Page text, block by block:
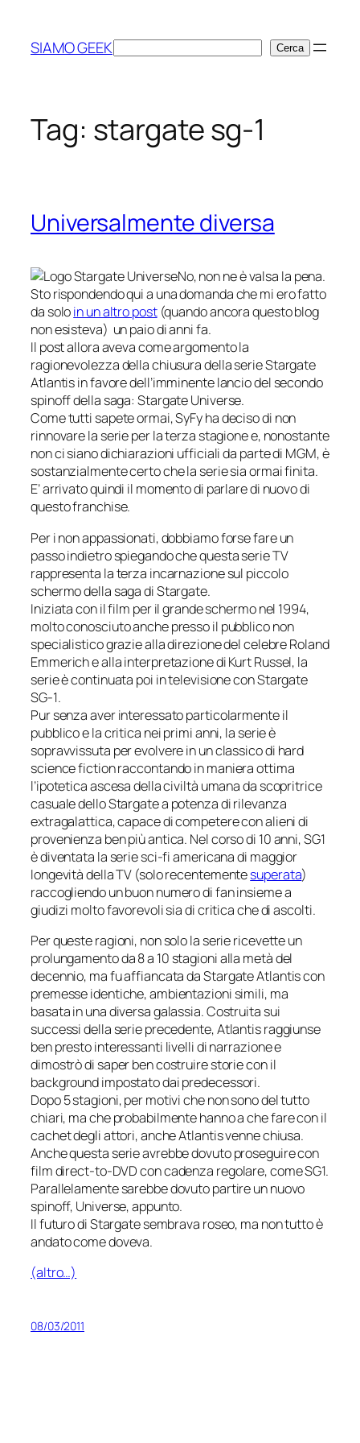
contenuto
SIAMO GEEKCerca Cerca
Tag: stargate sg-1
Universalmente diversa
No, non ne è valsa la pena.
Sto rispondendo qui a una domanda che mi ero fatto
da soloin un altro post(quando ancora questo blog
non esisteva) un paio di anni fa.
Il post allora aveva come argomento la
ragionevolezza della chiusura della serieStargate
Atlantisin favore dell’imminente lancio del secondo
spinoff della saga:Stargate Universe.
Come tutti sapete ormai, SyFy ha deciso di non
rinnovare la serie per la terza stagione e, nonostante
non ci siano dichiarazioni ufficiali da parte di MGM, è
sostanzialmente certo che la serie sia ormai finita.
E’ arrivato quindi il momento di parlare di nuovo di
questofranchise.
Per i non appassionati, dobbiamo forse fare un
passo indietro spiegando che questa serie TV
rappresenta la terza incarnazione sul piccolo
schermo della saga di Stargate.
Iniziata con il film per il grande schermo nel 1994,
molto conosciuto anche presso il pubblico non
specialistico grazie alla direzione del celebre Roland
Emmerich e alla interpretazione di Kurt Russel, la
serie è continuata poi in televisione conStargate
SG-1.
Pur senza aver interessato particolarmente il
pubblico e la critica nei primi anni, la serie è
sopravvissuta per evolvere in un classico di hard
science fictionraccontando in maniera ottima
l’ipotetica ascesa della civiltà umana da scopritrice
casuale delloStargatea potenza di rilevanza
extragalattica, capace di competere con alieni di
provenienza ben più antica. Nel corso di 10 anni, SG1
è diventata la serie sci-fi americana di maggior
longevità della TV (solo recentementesuperata)
raccogliendo un buon numero di fan insieme a
giudizi molto favorevoli sia di critica che di ascolti.
Per queste ragioni, non solo la serie ricevette un
prolungamento da 8 a 10 stagioni alla metà del
decennio, ma fu affiancata daStargate Atlantiscon
premesse identiche, ambientazioni simili, ma
basata in una diversa galassia. Costruita sui
successi della serie precedente,Atlantisraggiunse
ben presto interessanti livelli di narrazione e
dimostrò di saper ben costruire storie con il
background impostato dai predecessori.
Dopo 5 stagioni, per motivi che non sono del tutto
chiari, ma che probabilmente hanno a che fare con il
cachet degli attori, anche Atlantis venne chiusa.
Anche questa serie avrebbe dovuto proseguire con
filmdirect-to-DVDcon cadenza regolare, come SG1.
Parallelamente sarebbe dovuto partire un nuovo
spinoff, Universe, appunto.
Il futuro di Stargate sembrava roseo, ma non tutto è
andato come doveva.
(altro…)
08/03/2011